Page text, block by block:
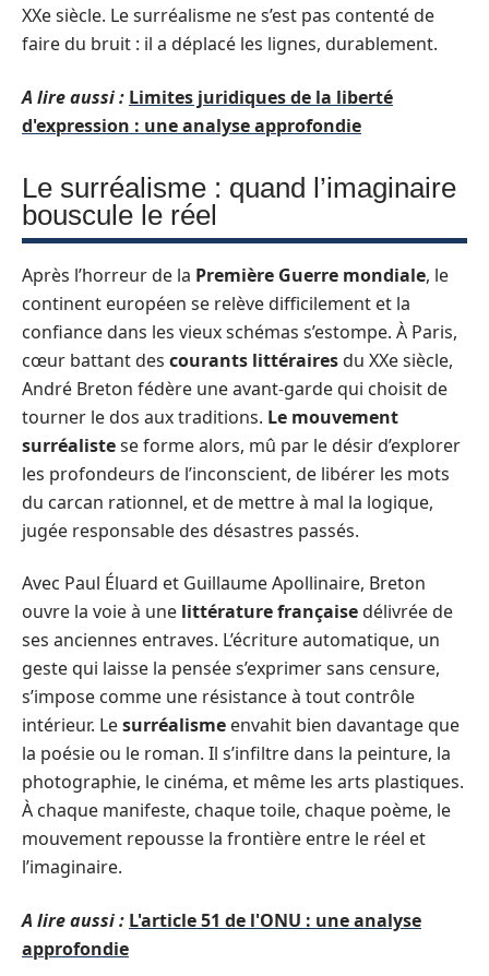
XXe siècle. Le surréalisme ne s’est pas contenté de
faire du bruit : il a déplacé les lignes, durablement.
A lire aussi : Limites juridiques de la liberté
d'expression : une analyse approfondie
Le surréalisme : quand l’imaginaire
bouscule le réel
Après l’horreur de la Première Guerre mondiale, le
continent européen se relève difficilement et la
confiance dans les vieux schémas s’estompe. À Paris,
cœur battant des courants littérairesdu XXe siècle,
André Breton fédère une avant-garde qui choisit de
tourner le dos aux traditions. Le mouvement
surréalistese forme alors, mû par le désir d’explorer
les profondeurs de l’inconscient, de libérer les mots
du carcan rationnel, et de mettre à mal la logique,
jugée responsable des désastres passés.
Avec Paul Éluard et Guillaume Apollinaire, Breton
ouvre la voie à une littérature françaisedélivrée de
ses anciennes entraves. L’écriture automatique, un
geste qui laisse la pensée s’exprimer sans censure,
s’impose comme une résistance à tout contrôle
intérieur. Lesurréalisme envahit bien davantage que
la poésie ou le roman. Il s’infiltre dans la peinture, la
photographie, le cinéma, et même les arts plastiques.
À chaque manifeste, chaque toile, chaque poème, le
mouvement repousse la frontière entre le réel et
l’imaginaire.
A lire aussi : L'article 51 de l'ONU : une analyse
approfondie